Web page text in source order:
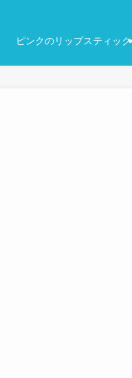
ピンクのリップスティック